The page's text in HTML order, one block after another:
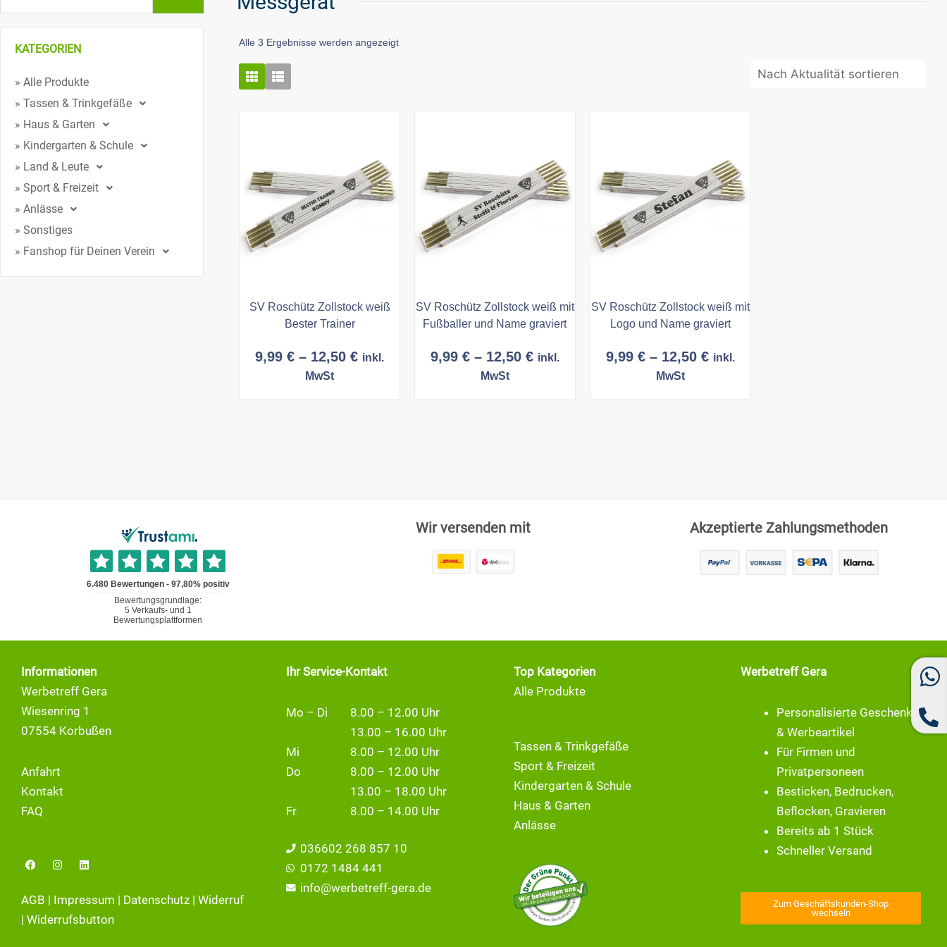
KATEGORIEN
» Alle Produkte
» Tassen & Trinkgefäße
» Haus & Garten
» Kindergarten & Schule
» Land & Leute
» Sport & Freizeit
» Anlässe
» Sonstiges
» Fanshop für Deinen Verein
Alle 3 Ergebnisse werden angezeigtAktualität
SV Roschütz Zollstock weiß
Bester Trainer
9,99€ – 12,50€Preisspanne:
inkl.
MwSt
SV Roschütz Zollstock weiß mit
Fußballer und Name graviert
9,99 € – 12,50 €Preisspanne:
inkl.
MwSt
SV Roschütz Zollstock weiß mit
Logo und Name graviert
9,99 € – 12,50 €Preisspanne:
inkl.
MwSt
Wir versenden mit Akzeptierte Zahlungsmethoden
Informationen
Werbetreff Gera
Wiesenring 1
07554 Korbußen
Anfahrt
Kontakt
FAQ
F
a
b
o
o
I
n
a
r
L
i
e
i
AGB | Impressum | Datenschutz | Widerruf
| Widerrufsbutton
Ihr Service-Kontakt
Mo – Di
8.00 – 12.00 Uhr
13.00 – 16.00 Uhr
Mi
8.00 – 12.00 Uhr
Do
8.00 – 12.00 Uhr
13.00 – 18.00 Uhr
Fr
8.00 – 14.00 Uhr
036602 268 857 10
0172 1484 441
info@werbetreff-gera.de
Top Kategorien
Alle Produkte
Tassen & Trinkgefäße
Sport & Freizeit
Kindergarten & Schule
Haus & Garten
Anlässe
Werbetreff Gera
Personalisierte Geschenke
& Werbeartikel
Für Firmen und
Privatpersoneen
Besticken, Bedrucken,
Beflocken, Gravieren
Bereits ab 1 Stück
Schneller Versand
Zum Geschäftskunden-Shop
wechseln